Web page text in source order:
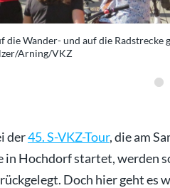
Wander- und auf die Radstrecke
Arning/VKZ
der45. S-VKZ-Tour, die am
in Hochdorf startet, werden
Doch hier geht es